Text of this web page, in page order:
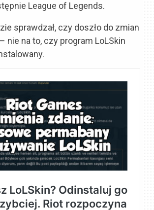
League of Legends.
sprawdzał, czy doszło do zmian
nie na to, czy program LoLSkin